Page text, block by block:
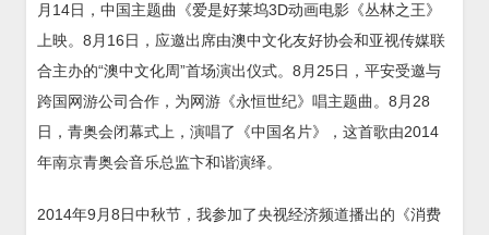
月14日，中国主题曲《爱是好莱坞3D动画电影《丛林之王》
上映。8月16日，应邀出席由澳中文化友好协会和亚视传媒联
合主办的“澳中文化周”首场演出仪式。8月25日，平安受邀与
跨国网游公司合作，为网游《永恒世纪》唱主题曲。8月28
日，青奥会闭幕式上，演唱了《中国名片》，这首歌由2014
年南京青奥会音乐总监卞和谐演绎。
2014年9月8日中秋节，我参加了央视经济频道播出的《消费